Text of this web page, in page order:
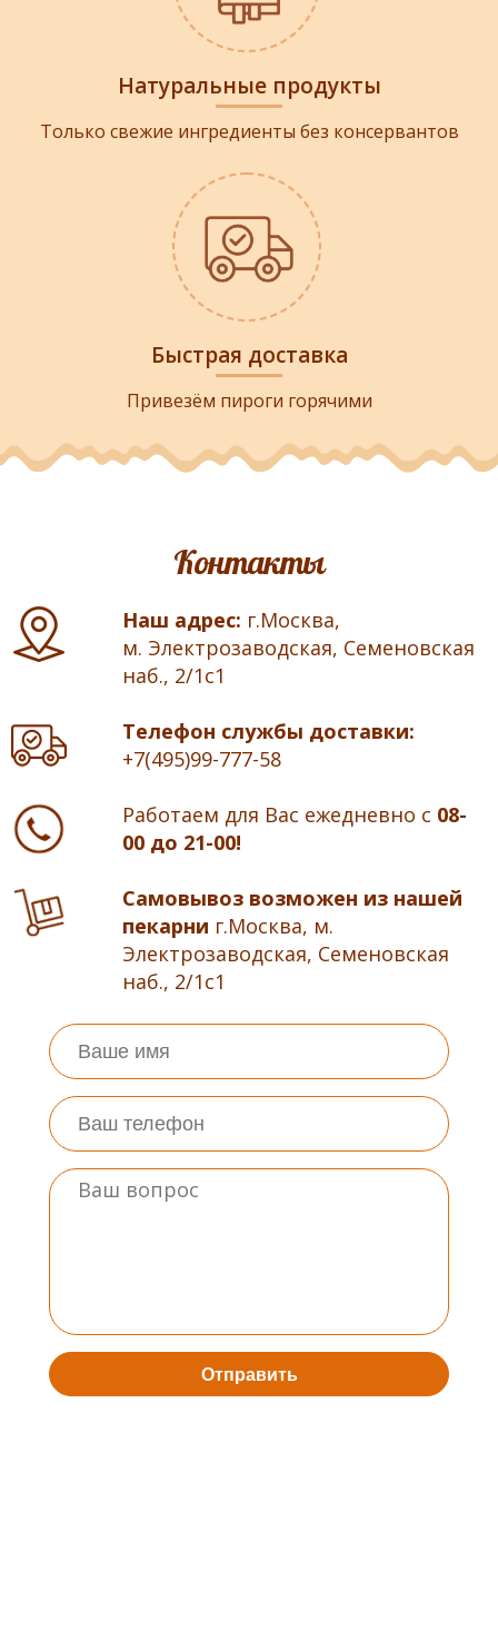
Натуральные продукты
Только свежие ингредиенты без консервантов
Быстрая доставка
Привезём пироги горячими
Контакты
Наш адрес: г.Москва,
м. Электрозаводская, Семеновская
наб., 2/1с1
Телефон службы доставки:
+7(495)99-777-58
Работаем для Вас ежедневно с 08-
00 до 21-00!
Самовывоз возможен из нашей
пекарни г.Москва, м.
Электрозаводская, Семеновская
наб., 2/1с1
Отправить